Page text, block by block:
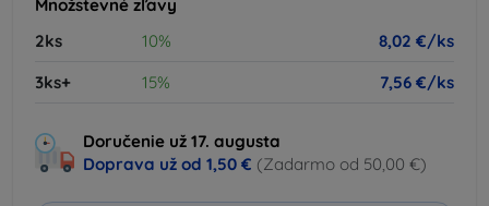
Množstevné zľavy
2ks
10%
8,02 €/ks
3ks+
15% 7,56 €/ks
Doručenie už 17. augusta
Doprava už od 1,50 € (Zadarmo od 50,00 €)